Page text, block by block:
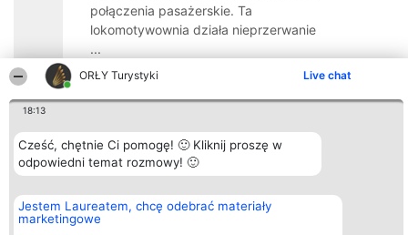
ORŁY Turystyki Live chat
18:13
Cześć, chętnie Ci pomogę! 🙂 Kliknij proszę w
odpowiedni temat rozmowy! 🙂
Jestem Laureatem, chcę odebrać materiały
marketingowe
połączenia pasażerskie. Ta
lokomotywownia działa nieprzerwanie
...
9.2
Organizator plebiscytu
Bright Side Solutions sp. z o.
o. sp. k.
Wrocław 50-079
KRS 0000749100 | Regon
381313360 | NIP 8943132676
Plebiscyt
Laureaci
Lista
Laureatów
Zasady
Kontakt